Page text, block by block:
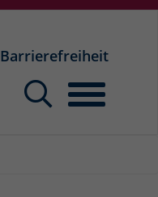
Barrierefreiheit